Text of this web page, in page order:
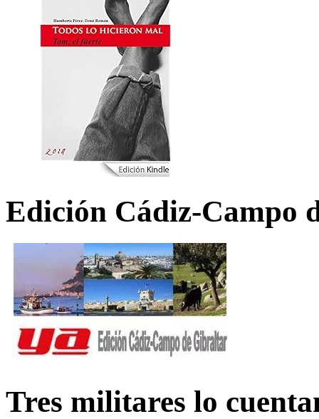
Edición Cádiz-Campo
Tres militares lo